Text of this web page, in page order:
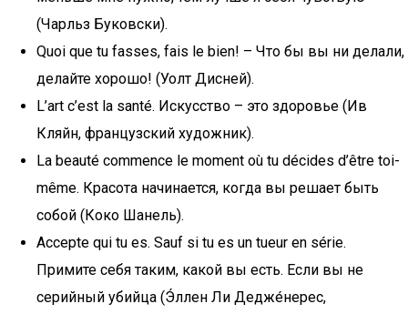
(Чарльз Буковски).
Quoi que tu fasses, fais le bien! – Что бы вы ни делали,
делайте хорошо! (Уолт Дисней).
L’art c’est la santé. Искусство – это здоровье (Ив
Кляйн, французский художник).
La beauté commence le moment où tu décides d’être toi-
même. Красота начинается, когда вы решает быть
собой (Коко Шанель).
Accepte qui tu es. Sauf si tu es un tueur en série.
Примите себя таким, какой вы есть. Если вы не
серийный убийца (Э́ллен Ли Дедже́нерес,